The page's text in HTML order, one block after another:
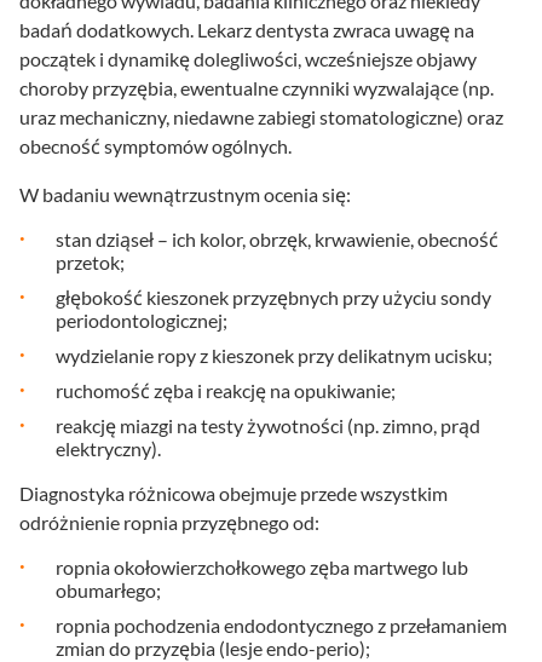
badań dodatkowych. Lekarz dentysta zwraca uwagę na
początek i dynamikę dolegliwości, wcześniejsze objawy
choroby przyzębia, ewentualne czynniki wyzwalające (np.
uraz mechaniczny, niedawne zabiegi stomatologiczne) oraz
obecność symptomów ogólnych.
W badaniu wewnątrzustnym ocenia się:
stan dziąseł – ich kolor, obrzęk, krwawienie, obecność
przetok;
głębokość kieszonek przyzębnych przy użyciu sondy
periodontologicznej;
wydzielanie ropy z kieszonek przy delikatnym ucisku;
ruchomość zęba i reakcję na opukiwanie;
reakcję miazgi na testy żywotności (np. zimno, prąd
elektryczny).
Diagnostyka różnicowa obejmuje przede wszystkim
odróżnienie ropnia przyzębnego od:
ropnia okołowierzchołkowego zęba martwego lub
obumarłego;
ropnia pochodzenia endodontycznego z przełamaniem
zmian do przyzębia (lesje endo-perio);